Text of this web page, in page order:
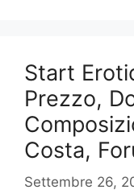
Start
Prezzo,
Costa,
Settembre 26,